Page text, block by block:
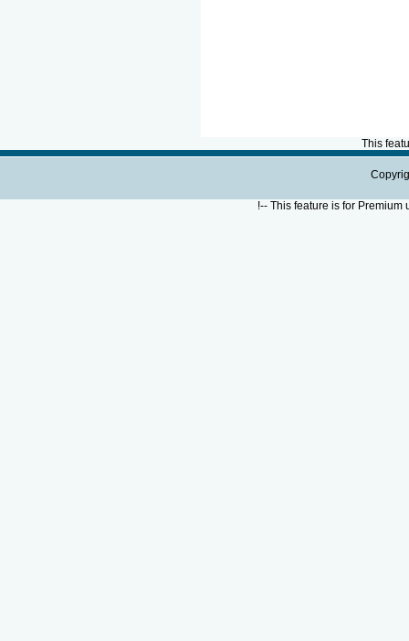
This
!--This feature is for Premium